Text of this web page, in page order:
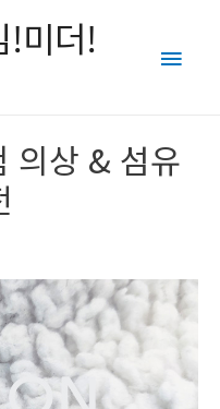
!미더!
Main
의상 & 섬유